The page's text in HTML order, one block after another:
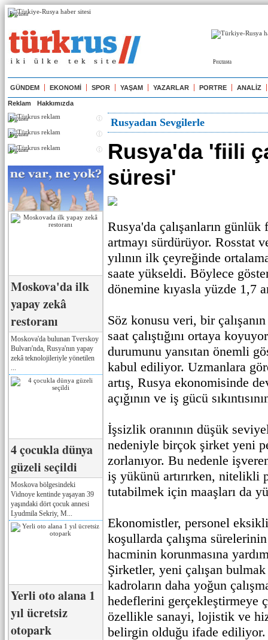
Реклама
Реклама
GÜNDEM EKONOMİ SPOR YAŞAM YAZARLAR PORTRE ANALİZ
Reklam Hakkımızda
Реклама
Реклама
Реклама
Moskova'da ilk
yapay zekâ
restoranı
Moskova'da bulunan Tverskoy
Bulvarı'nda, Rusya'nın yapay
zekâ teknolojileriyle yönetilen
4 çocukla dünya
güzeli seçildi
Moskova bölgesindeki
Vidnoye kentinde yaşayan 39
yaşındaki dört çocuk annesi
Lyudmila Sekriy, M...
Yerli oto alana 1
yıl ücretsiz
otopark
Rusyadan Sevgilerle
Rusya'da 'fiili
süresi'
Rusya'da çalışanların
artmayı sürdürüyor. Rosstat
yılının ilk çeyreğinde
saate yükseldi. Böylece
dönemine kıyasla yüzde 1,7
Söz konusu veri, bir
saat çalıştığını ortaya
durumunu yansıtan önemli
kabul ediliyor. Uzmanlara
artış, Rusya ekonomisinde
açığının ve iş gücü
İşsizlik oranının düşük
nedeniyle birçok şirket yeni
zorlanıyor. Bu nedenle
iş yükünü artırırken, nitelikli
tutabilmek için maaşları da
Ekonomistler, personel
koşullarda çalışma
hacminin korunmasına
Şirketler, yeni çalışan
kadroların daha yoğun
hedeflerini gerçekleştirmeye
özellikle sanayi, lojistik ve
belirgin olduğu ifade ediliyor.